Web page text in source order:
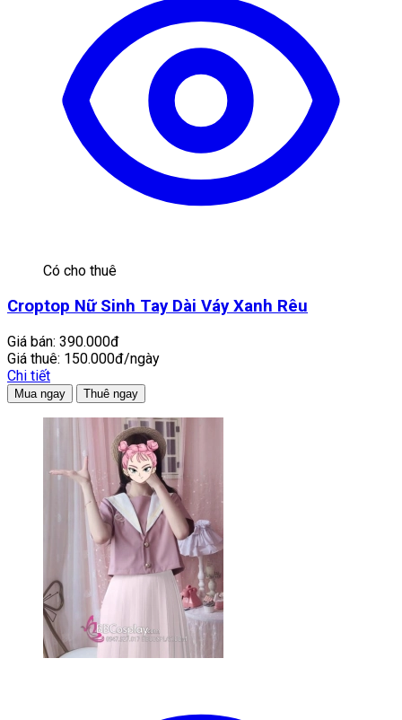
Có cho thuê
Croptop Nữ Sinh Tay Dài Váy Xanh Rêu
Giá bán: 390.000đ
Giá thuê: 150.000đ/ngày
Chi tiết
Mua ngay Thuê ngay